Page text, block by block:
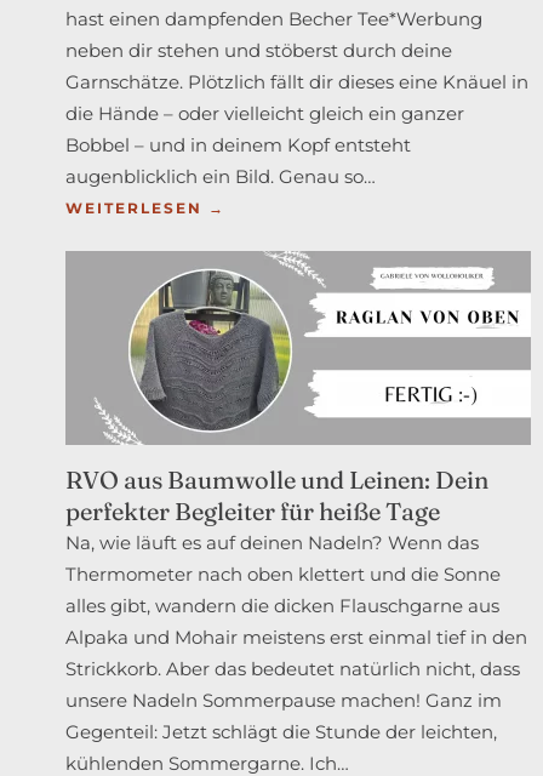
hast einen dampfenden Becher Tee*Werbung
neben dir stehen und stöberst durch deine
Garnschätze. Plötzlich fällt dir dieses eine Knäuel in
die Hände – oder vielleicht gleich ein ganzer
Bobbel – und in deinem Kopf entsteht
augenblicklich ein Bild. Genau so…
WEITERLESEN →
DIE
HÄKELJACKE
„CHRISTINE“
DEIN
NÄCHSTES
LIEBLINGSPROJEKT
RVO aus Baumwolle und Leinen: Dein
perfekter Begleiter für heiße Tage
Na, wie läuft es auf deinen Nadeln? Wenn das
Thermometer nach oben klettert und die Sonne
alles gibt, wandern die dicken Flauschgarne aus
Alpaka und Mohair meistens erst einmal tief in den
Strickkorb. Aber das bedeutet natürlich nicht, dass
unsere Nadeln Sommerpause machen! Ganz im
Gegenteil: Jetzt schlägt die Stunde der leichten,
kühlenden Sommergarne. Ich…